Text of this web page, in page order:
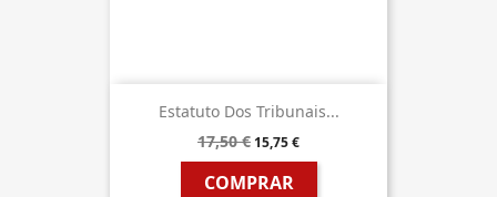
Estatuto Dos Tribunais...
17,50 € 15,75 €
COMPRAR